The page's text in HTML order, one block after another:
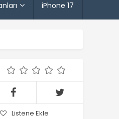
iPhone 17
Listene Ekle